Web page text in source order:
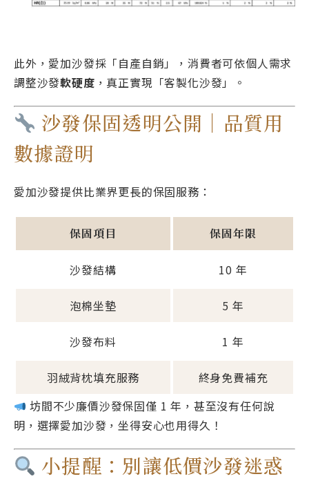
此外，愛加沙發採「自產自銷」，消費者可依個人需求
調整沙發軟硬度 ，真正實現「客製化沙發」。
沙發保固透明公開｜品質用
數據證明
愛加沙發提供比業界更長的保固服務：
保固項目 保固年限
沙發結構 10 年
泡棉坐墊 5 年
沙發布料 1 年
羽絨背枕填充服務
終身免費補充
坊間不少廉價沙發保固僅 1 年，甚至沒有任何說
明，選擇愛加沙發，坐得安心也用得久！
小提醒：別讓低價沙發迷惑